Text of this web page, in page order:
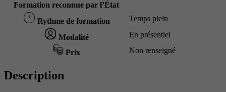
Formation reconnue par l’État
Rythme de formation Temps plein
Modalité En présentiel
Prix Non renseigné
Description